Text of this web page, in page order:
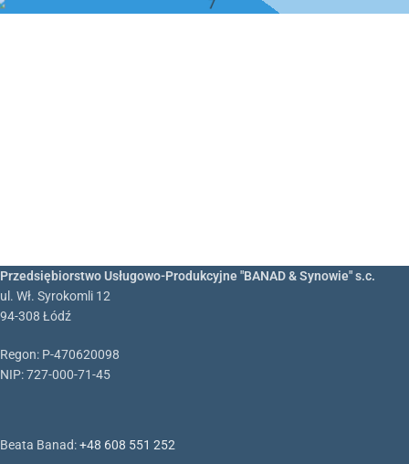
Przedsiębiorstwo Usługowo-Produkcyjne "BANAD & Synowie" s.c.
ul. Wł. Syrokomli 12
94-308 Łódź
Regon: P-470620098
NIP: 727-000-71-45
Beata Banad:+48 608 551 252